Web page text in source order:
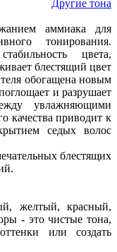
Другие тона
аммиака для
тонирования.
цвета,
блестящий цвет
обогащена новым
и разрушает
увлажняющими
качества приводит к
седых волос
блестящих
желтый, красный,
- это чистые тона,
или создать